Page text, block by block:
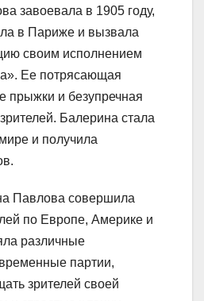
завоевала в 1905 году,
в Париже и вызвала
своим исполнением
Ее потрясающая
прыжки и безупречная
Балерина стала
и получила
Павлова совершила
по Европе, Америке и
различные
партии,
зрителей своей